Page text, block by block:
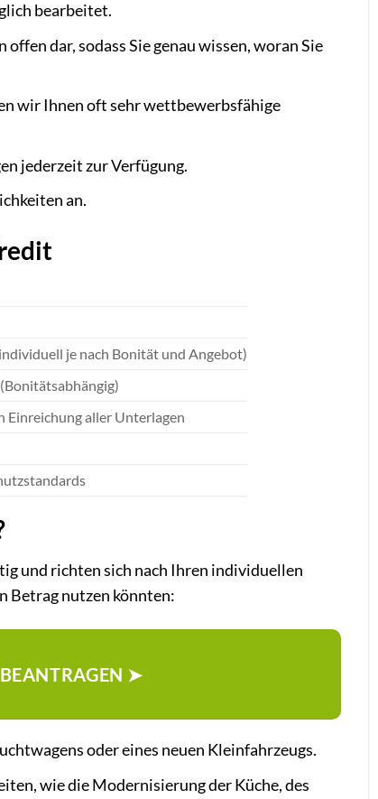
bearbeitet.
dar, sodass Sie genau wissen, woran Sie
wir Ihnen oft sehr wettbewerbsfähige
jederzeit zur Verfügung.
an.
je nach Bonität und Angebot)
Einreichung aller Unterlagen
und richten sich nach Ihren individuellen
Betrag nutzen könnten:
➤
oder eines neuen Kleinfahrzeugs.
wie die Modernisierung der Küche, des